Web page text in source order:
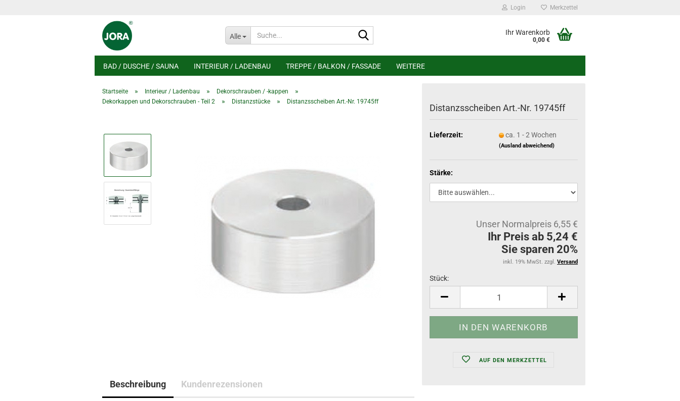
Login Merkzettel
Alle Ihr Warenkorb
0,00 €
BAD / DUSCHE / SAUNA INTERIEUR / LADENBAU TREPPE / BALKON / FASSADE WEITERE
Startseite » Interieur / Ladenbau » Dekorschrauben / -kappen »
Dekorkappen und Dekorschrauben - Teil 2 » Distanzstücke » Distanzsscheiben Art.-Nr. 19745ff
Distanzsscheiben Art.-Nr. 19745ff
Lieferzeit: ca. 1 - 2 Wochen
(Ausland abweichend)
Stärke:
Unser Normalpreis 6,55 €
Ihr Preis ab 5,24 €
Sie sparen 20%
inkl. 19% MwSt. zzgl. Versand
Stück:
Stück
AUF DEN MERKZETTEL
Beschreibung Kundenrezensionen